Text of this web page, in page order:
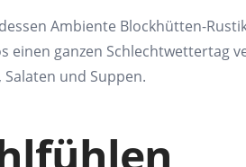
Ambiente Blockhütten-
einen ganzen Schlechtwettertag
Salaten und Suppen.